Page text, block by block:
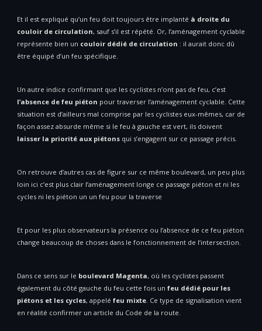
Et il est expliqué qu’un feu doit toujours être implanté à droite du
couloir de circulation, sauf s’il est répété. Or, l’aménagement cyclable
représente bien un couloir dédié de circulation : il aurait donc dû
être équipé d’un feu spécifique.
Un autre indice confirmant que les cyclistes n’ont pas de feu, c’est
l’absence de feu piéton pour traverser l’aménagement cyclable. Cette
situation est d’ailleurs mal comprise par les cyclistes eux-mêmes, car de
façon assez absurde même si le feu à gauche est vert, ils doivent
laisser la priorité aux piétons qui s’engagent sur ce passage précis.
On retrouve d’autres cas de figure sur ce même boulevard, un peu plus
loin ici c’est plus clair l’aménagement longe ce passage piéton et ni les
cycles ni les piéton un un feu pour la traverse
Et pour les plus observateurs la présence ou l’absence de ce feu piéton
change beaucoup de choses dans le fonctionnement de l’intersection.
Dans ce sens sur le boulevard Magenta, où les cyclistes passent
également du côté gauche du feu cette fois un feu dédié pour les
piétons et les cycles, appelé feu mixte. Ce type de signalisation vient
en réalité confirmer un article du Code de la route.